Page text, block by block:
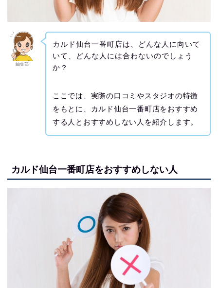
編集部
カルド仙台一番町店は、どんな人に向いて
いて、どんな人には合わないのでしょう
か？
ここでは、実際の口コミやスタジオの特徴
をもとに、カルド仙台一番町店をおすすめ
する人とおすすめしない人を紹介します。
カルド仙台一番町店をおすすめしない人